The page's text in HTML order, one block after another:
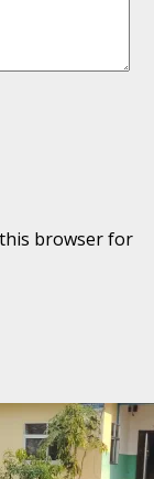
this browser for